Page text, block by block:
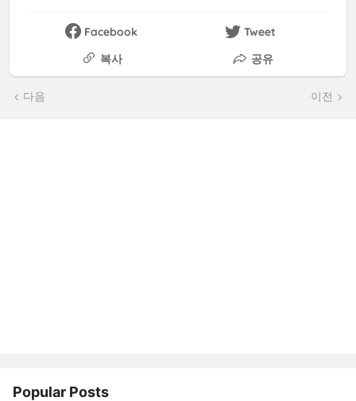
Facebook
Tweet
복사
공유
다음 이전
Popular Posts